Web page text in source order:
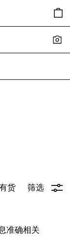
货 筛选
准确相关